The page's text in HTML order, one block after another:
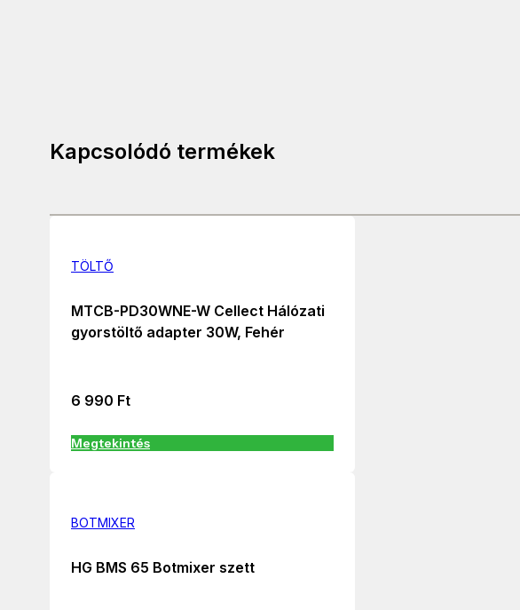
Kapcsolódó termékek
TÖLTŐ
MTCB-PD30WNE-W Cellect Hálózati
gyorstöltő adapter 30W, Fehér
6 990 Ft
Megtekintés
BOTMIXER
HG BMS 65 Botmixer szett